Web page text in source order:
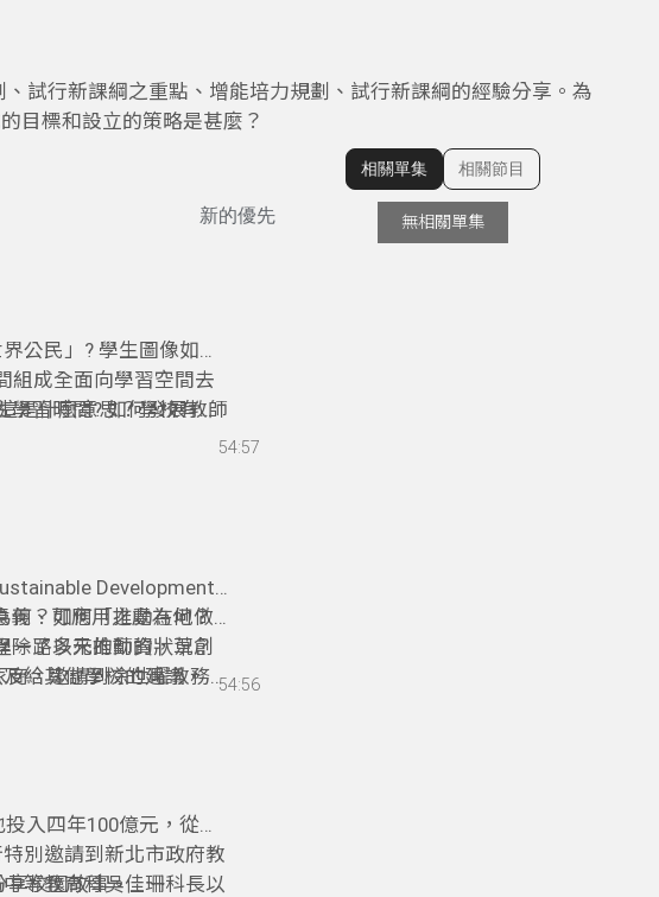
試行新課綱之重點、增能培力規劃、試行新課綱的經驗分享。為
目標和設立的策略是甚麼？
新的優先
公民」? 學生圖像如何
組成全面向學習空間去
學習時間? 如何發展教師
是什麼意思？學校有自
54:57
Development
義、可應用之處為何？
一路以來推動的狀況？
何？如何「推動在地做
除了多元的師資，草創
給其他學校的建議。
，邀請到凃世曜教務 54:56
入四年100億元，從國
別邀請到新北市政府教
等教育科吳佳珊科長以
享校園故事。
顯示相關單集
相關單集 相關節目
無相關單集